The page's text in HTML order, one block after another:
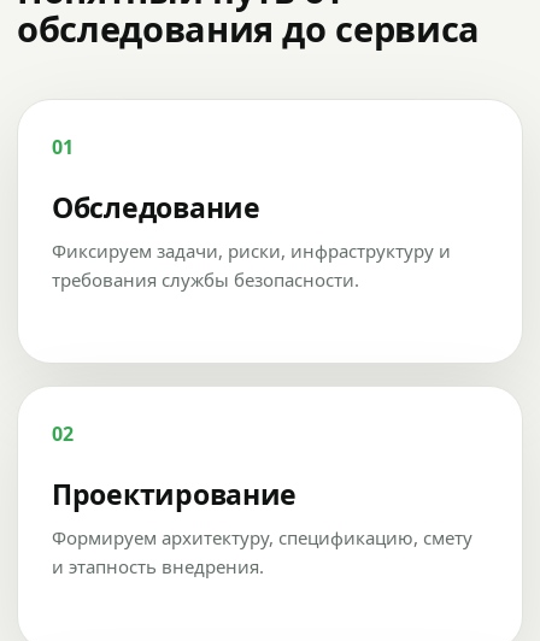
обследования до сервиса
01
Обследование
Фиксируем задачи, риски, инфраструктуру и
требования службы безопасности.
02
Проектирование
Формируем архитектуру, спецификацию, смету
и этапность внедрения.